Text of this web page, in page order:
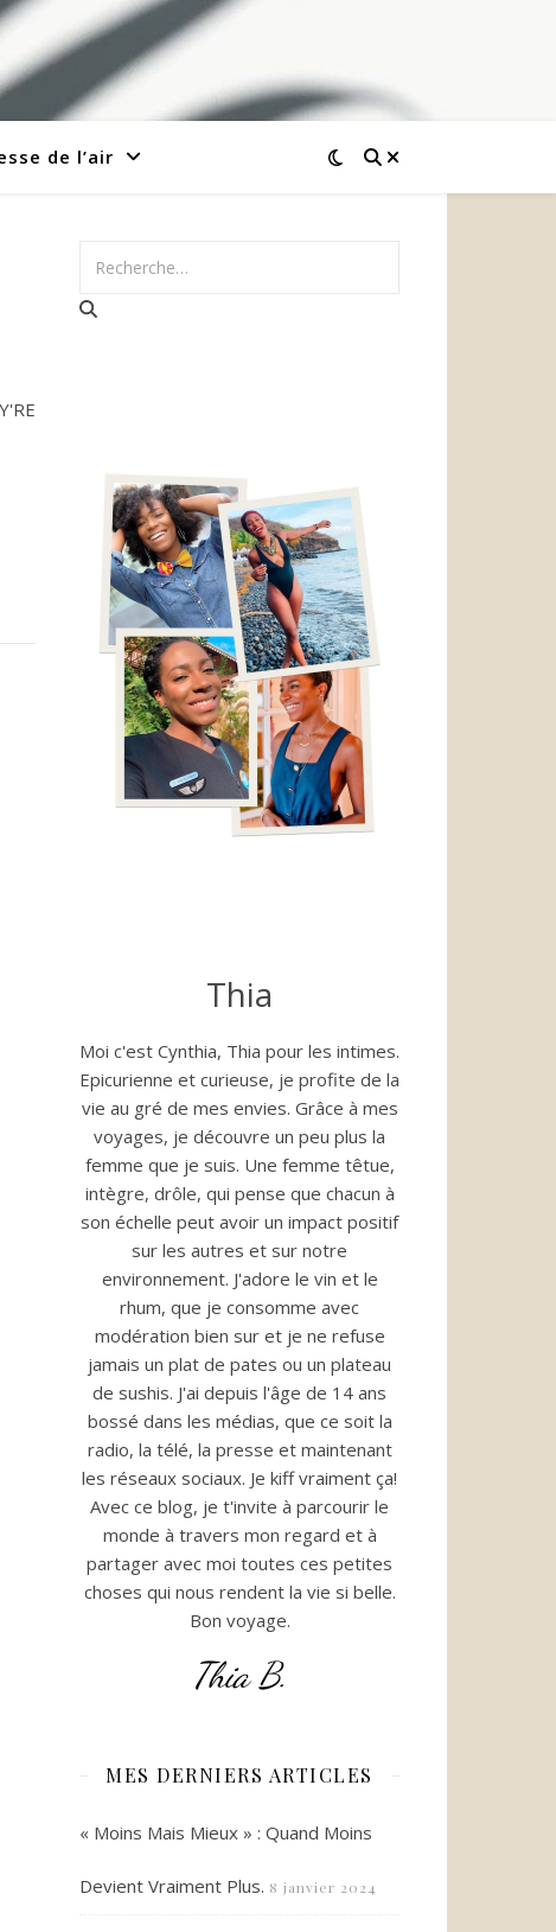
de l’air
Thia
Moi c'est Cynthia, Thia pour les intimes.
Epicurienne et curieuse, je profite de la
vie au gré de mes envies. Grâce à mes
voyages, je découvre un peu plus la
femme que je suis. Une femme têtue,
intègre, drôle, qui pense que chacun à
son échelle peut avoir un impact positif
sur les autres et sur notre
environnement. J'adore le vin et le
rhum, que je consomme avec
modération bien sur et je ne refuse
jamais un plat de pates ou un plateau
de sushis. J'ai depuis l'âge de 14 ans
bossé dans les médias, que ce soit la
radio, la télé, la presse et maintenant
les réseaux sociaux. Je kiff vraiment ça!
Avec ce blog, je t'invite à parcourir le
monde à travers mon regard et à
partager avec moi toutes ces petites
choses qui nous rendent la vie si belle.
Bon voyage.
Thia B.
MES DERNIERS ARTICLES
« Moins Mais Mieux » : Quand Moins
Devient Vraiment Plus. 8 janvier 2024